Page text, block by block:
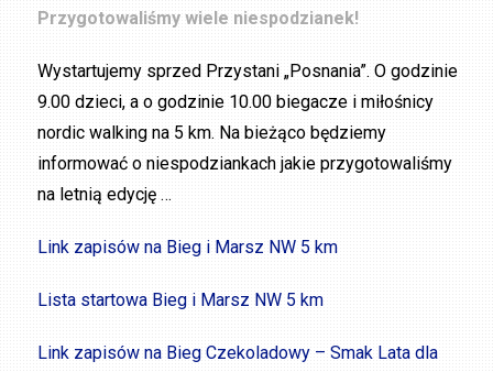
Przygotowaliśmy wiele niespodzianek!
Wystartujemy sprzed Przystani „Posnania”. O godzinie
9.00 dzieci, a o godzinie 10.00 biegacze i miłośnicy
nordic walking na 5 km. Na bieżąco będziemy
informować o niespodziankach jakie przygotowaliśmy
na letnią edycję …
Link zapisów na Bieg i Marsz NW 5 km
Lista startowa Bieg i Marsz NW 5 km
Link zapisów na Bieg Czekoladowy – Smak Lata dla